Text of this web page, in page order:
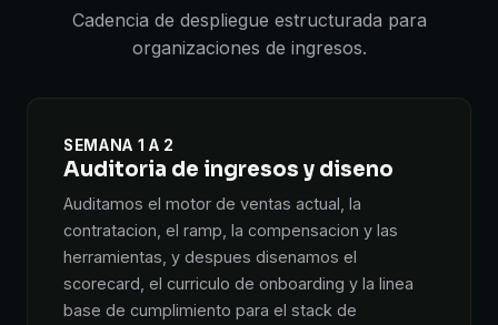
Cadencia de despliegue estructurada para
organizaciones de ingresos.
SEMANA 1 A 2
Auditoria de ingresos y diseno
Auditamos el motor de ventas actual, la
contratacion, el ramp, la compensacion y las
herramientas, y despues disenamos el
scorecard, el curriculo de onboarding y la linea
base de cumplimiento para el stack de